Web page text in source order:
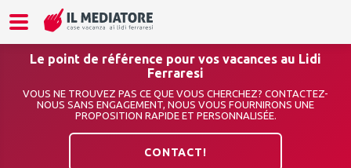
Le point de référence pour vos vacances au Lidi
Ferraresi
VOUS NE TROUVEZ PAS CE QUE VOUS CHERCHEZ? CONTACTEZ-
NOUS SANS ENGAGEMENT, NOUS VOUS FOURNIRONS UNE
PROPOSITION RAPIDE ET PERSONNALISÉE.
CONTACT!